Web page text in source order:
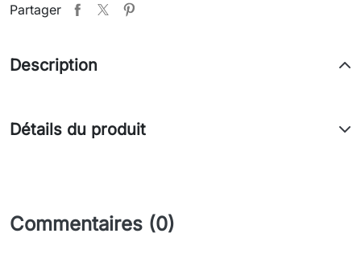
Partager
Description
Détails du produit
Commentaires (0)